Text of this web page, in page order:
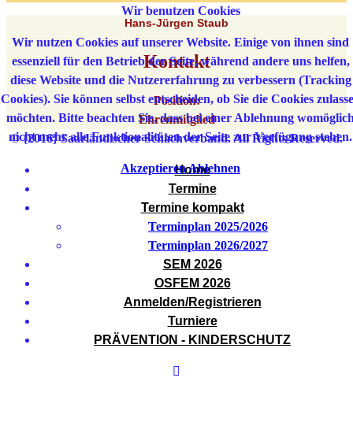
Hans-Jürgen Staub
Kontakt
Position:
Ehrenmitglied
© {2016} Saarländischer Schachverband. All Rights Reserved.
Home
Termine
Termine kompakt
Terminplan 2025/2026
Terminplan 2026/2027
SEM 2026
OSFEM 2026
Anmelden/Registrieren
Turniere
PRÄVENTION - KINDERSCHUTZ
Wir benutzen Cookies
Wir nutzen Cookies auf unserer Website. Einige von ihnen sind
essenziell für den Betrieb der Seite, während andere uns helfen,
diese Website und die Nutzererfahrung zu verbessern (Tracking
Cookies). Sie können selbst entscheiden, ob Sie die Cookies
möchten. Bitte beachten Sie, dass bei einer Ablehnung
nicht mehr alle Funktionalitäten der Seite zur Verfügung stehen.
AkzeptierenAblehnen